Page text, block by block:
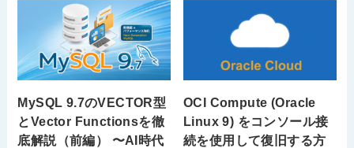
MySQL 9.7のVECTOR型
とVector Functionsを徹
底解説（前編） 〜AI時代
OCI Compute (Oracle
Linux 9) をコンソール接
続を使用して復旧する方